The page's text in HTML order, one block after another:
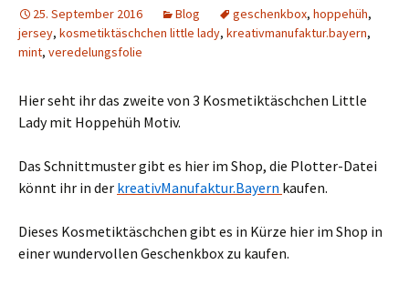
25. September 2016 Blog geschenkbox, hoppehüh,
jersey, kosmetiktäschchen little lady, kreativmanufaktur.bayern,
mint, veredelungsfolie
Hier seht ihr das zweite von 3 Kosmetiktäschchen Little
Lady mit Hoppehüh Motiv.
Das Schnittmuster gibt es hier im Shop, die Plotter-Datei
könnt ihr in der kreativManufaktur.Bayern kaufen.
Dieses Kosmetiktäschchen gibt es in Kürze hier im Shop in
einer wundervollen Geschenkbox zu kaufen.